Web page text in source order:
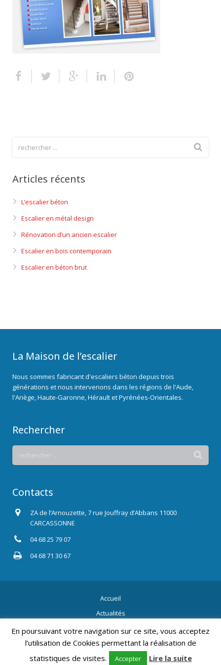
Escalier extérieur
Finitions pour escalier
Articles récents
L’escalier béton
Escalier en métal design
Rénovation d’un ancien escalier
Escalier en bois contemporain
Escalier en béton brut
La Maison de l’escalier
Nous sommes fabricant d'escaliers béton depuis trois
générations et nous intervenons dans les régions de l'Aude,
l'Ariège, Haute-Garonne, Hérault et Pyrénées-Orientales.
Rechercher
Contacts
ZA de l’Arnouzette, 7 rue Jouffray d’Abbans 11000
CARCASSONNE
04 68 25 79 07
04 68 71 30 67
Accueil
Actualités
Contact
2015 Tous droits réservés.Mentions légales, Création Résonance
Communication.
En poursuivant votre navigation sur ce site, vous acceptez
l’utilisation de Cookies permettant la réalisation de
statistiques de visites.
Accepter Lire la suite